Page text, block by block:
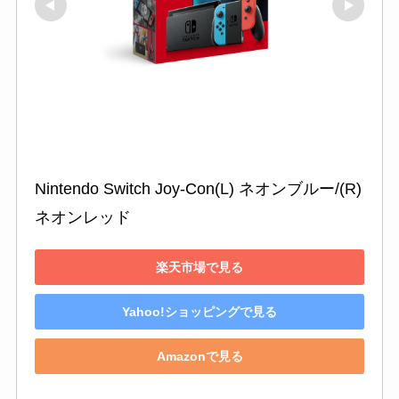
Nintendo Switch Joy-Con(L) ネオンブルー/(R)
ネオンレッド
楽天市場で見る
Yahoo!ショッピングで見る
Amazonで見る